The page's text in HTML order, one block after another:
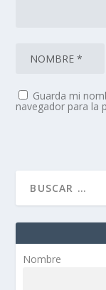
Guarda mi
navegador para la
Nombre